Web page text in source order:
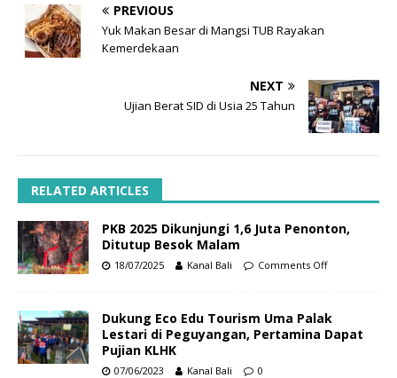
PREVIOUS
Yuk Makan Besar di Mangsi TUB Rayakan
Kemerdekaan
NEXT
Ujian Berat SID di Usia 25 Tahun
RELATED ARTICLES
PKB 2025 Dikunjungi 1,6 Juta Penonton,
Ditutup Besok Malam
18/07/2025 Kanal Bali Comments Off
Dukung Eco Edu Tourism Uma Palak
Lestari di Peguyangan, Pertamina Dapat
Pujian KLHK
07/06/2023 Kanal Bali 0